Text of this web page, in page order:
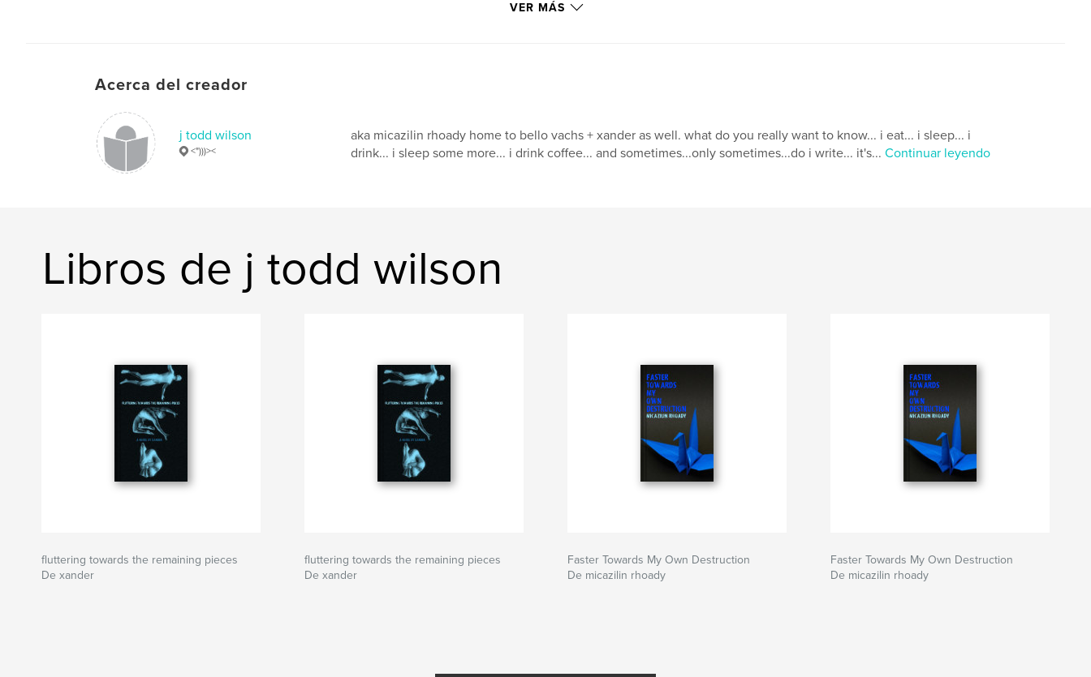
VER MÁS
Acerca del creador
j todd wilson
<")))><
aka micazilin rhoady home to bello vachs + xander as well. what do you really want to know... i eat... i sleep... i
drink... i sleep some more... i drink coffee... and sometimes...only sometimes...do i write... it's... Continuar leyendo
Libros de j todd wilson
fluttering towards the remaining pieces
De xander
fluttering towards the remaining pieces
De xander
Faster Towards My Own Destruction
De micazilin rhoady
Faster Towards My Own Destruction
De micazilin rhoady